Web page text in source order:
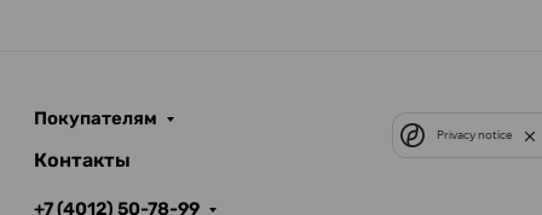
Покупателям
Контакты
+7 (4012) 50-78-99
Privacy notice